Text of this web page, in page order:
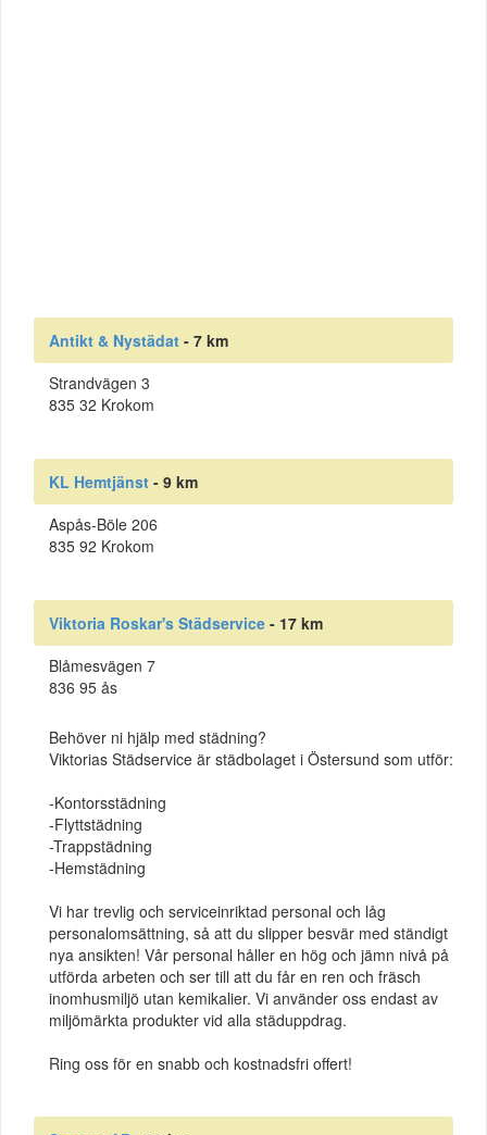
Antikt & Nystädat - 7 km
Strandvägen 3
835 32 Krokom
KL Hemtjänst - 9 km
Aspås-Böle 206
835 92 Krokom
Viktoria Roskar's Städservice - 17 km
Blåmesvägen 7
836 95 ås
Behöver ni hjälp med städning?
Viktorias Städservice är städbolaget i Östersund som utför:
-Kontorsstädning
-Flyttstädning
-Trappstädning
-Hemstädning
Vi har trevlig och serviceinriktad personal och låg
personalomsättning, så att du slipper besvär med ständigt
nya ansikten! Vår personal håller en hög och jämn nivå på
utförda arbeten och ser till att du får en ren och fräsch
inomhusmiljö utan kemikalier. Vi använder oss endast av
miljömärkta produkter vid alla städuppdrag.
Ring oss för en snabb och kostnadsfri offert!